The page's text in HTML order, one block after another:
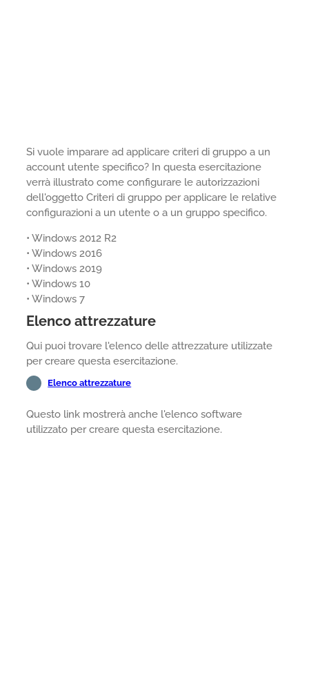
Si vuole imparare ad applicare criteri di gruppo a un
account utente specifico? In questa esercitazione
verrà illustrato come configurare le autorizzazioni
dell'oggetto Criteri di gruppo per applicare le relative
configurazioni a un utente o a un gruppo specifico.
• Windows 2012 R2
• Windows 2016
• Windows 2019
• Windows 10
• Windows 7
Elenco attrezzature
Qui puoi trovare l'elenco delle attrezzature utilizzate
per creare questa esercitazione.
Elenco attrezzature
Questo link mostrerà anche l'elenco software
utilizzato per creare questa esercitazione.